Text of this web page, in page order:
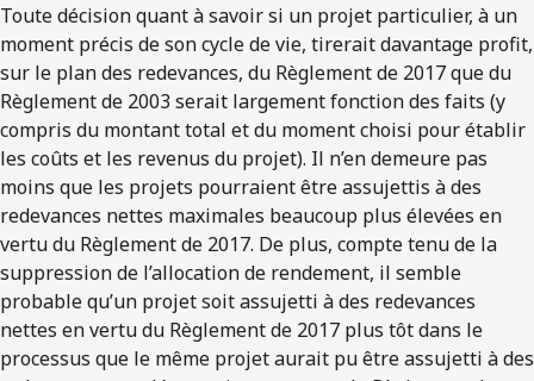
Toute décision quant à savoir si un projet particulier, à un
moment précis de son cycle de vie, tirerait davantage profit,
sur le plan des redevances, du Règlement de 2017 que du
Règlement de 2003 serait largement fonction des faits (y
compris du montant total et du moment choisi pour établir
les coûts et les revenus du projet). Il n’en demeure pas
moins que les projets pourraient être assujettis à des
redevances nettes maximales beaucoup plus élevées en
vertu du Règlement de 2017. De plus, compte tenu de la
suppression de l’allocation de rendement, il semble
probable qu’un projet soit assujetti à des redevances
nettes en vertu du Règlement de 2017 plus tôt dans le
processus que le même projet aurait pu être assujetti à des